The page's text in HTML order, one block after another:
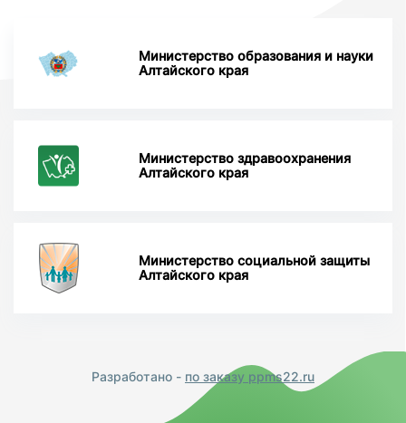
Министерство образования и науки
Алтайского края
Министерство здравоохранения
Алтайского края
Министерство социальной защиты
Алтайского края
Разработано - по заказу ppms22.ru